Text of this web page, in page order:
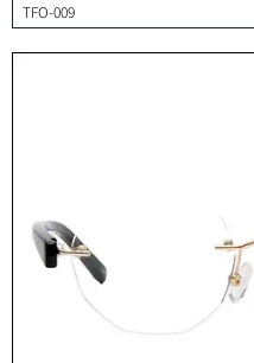
TFO-009